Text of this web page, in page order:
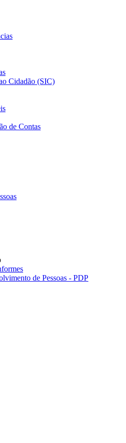
Cidadão (SIC)
de Contas
de Pessoas - PDP